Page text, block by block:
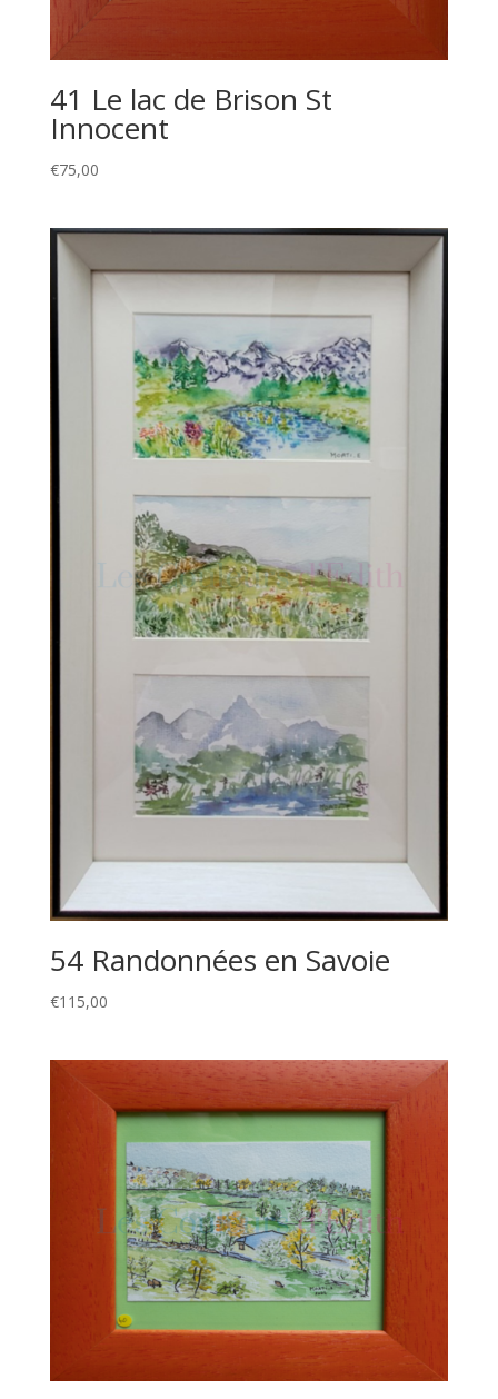
41 Le lac de Brison St
Innocent
€75,00
54 Randonnées en Savoie
€115,00